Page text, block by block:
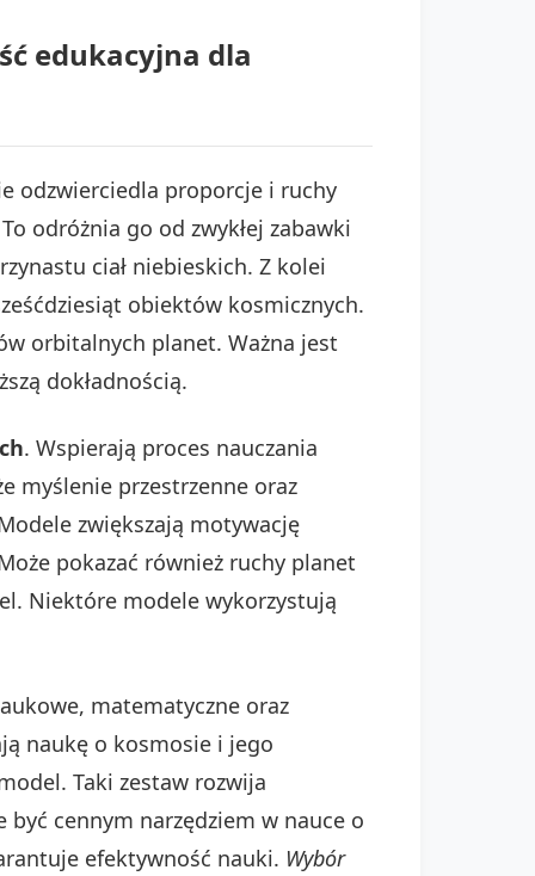
edukacyjna dla
odzwierciedla proporcje i ruchy
odróżnia go od zwykłej zabawki
ciał niebieskich. Z kolei
obiektów kosmicznych.
orbitalnych planet. Ważna jest
dokładnością.
. Wspierają proces nauczania
myślenie przestrzenne oraz
zwiększają motywację
pokazać również ruchy planet
Niektóre modele wykorzystują
matematyczne oraz
naukę o kosmosie i jego
Taki zestaw rozwija
cennym narzędziem w nauce o
efektywność nauki. Wybór